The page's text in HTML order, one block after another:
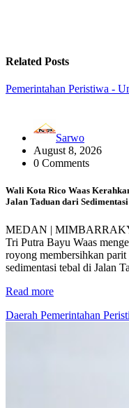
Related Posts
Pemerintahan Peristiwa -
Sarwo
August 8, 2026
0 Comments
Wali Kota Rico Waas
Jalan Taduan dari Sedimentasi
MEDAN |
Tri Putra Bayu Waas
royong membersihkan
sedimentasi tebal di Jalan
Read more
Daerah Pemerintahan